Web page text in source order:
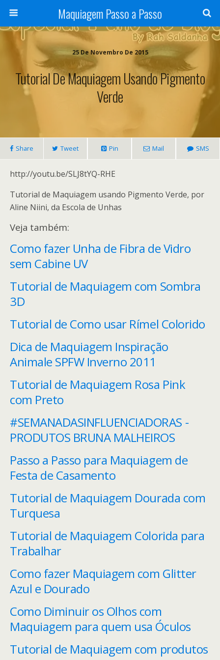
Maquiagem Passo a Passo
25 De Novembro De 2015
Tutorial De Maquiagem Usando Pigmento
Verde
Share Tweet Pin Mail SMS
http://youtu.be/SLJ8tYQ-RHE
Tutorial de Maquiagem usando Pigmento Verde, por
Aline Niini, da Escola de Unhas
Veja também:
Como fazer Unha de Fibra de Vidro
sem Cabine UV
Tutorial de Maquiagem com Sombra
3D
Tutorial de Como usar Rímel Colorido
Dica de Maquiagem Inspiração
Animale SPFW Inverno 2011
Tutorial de Maquiagem Rosa Pink
com Preto
#SEMANADASINFLUENCIADORAS -
PRODUTOS BRUNA MALHEIROS
Passo a Passo para Maquiagem de
Festa de Casamento
Tutorial de Maquiagem Dourada com
Turquesa
Tutorial de Maquiagem Colorida para
Trabalhar
Como fazer Maquiagem com Glitter
Azul e Dourado
Como Diminuir os Olhos com
Maquiagem para quem usa Óculos
Tutorial de Maquiagem com produtos